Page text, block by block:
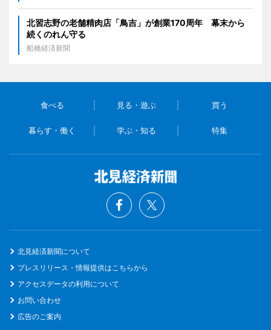
北習志野の老舗精肉店「鳥吉」が創業170周年 幕末から
続くのれん守る
船橋経済新聞
食べる 見る・遊ぶ 買う
暮らす・働く 学ぶ・知る 特集
北見経済新聞について
プレスリリース・情報提供はこちらから
アクセスデータの利用について
お問い合わせ
広告のご案内